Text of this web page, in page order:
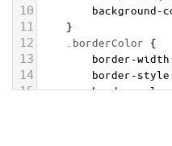
10 background-
11 }
12 .borderColor {
13 border-width
14 border-style
15 border-color